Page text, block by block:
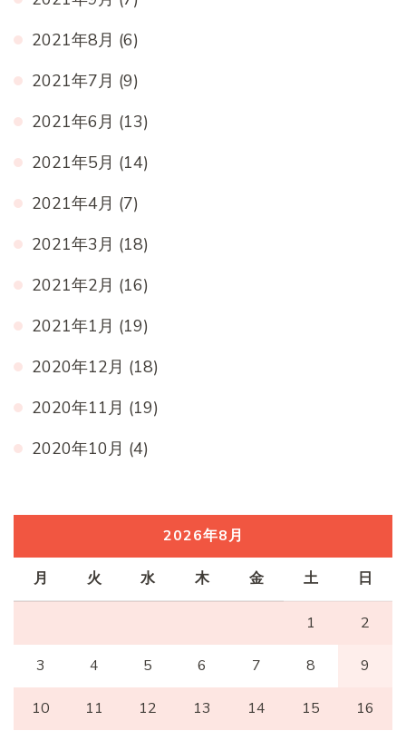
2021年8月 (6)
2021年7月 (9)
2021年6月 (13)
2021年5月 (14)
2021年4月 (7)
2021年3月 (18)
2021年2月 (16)
2021年1月 (19)
2020年12月 (18)
2020年11月 (19)
2020年10月 (4)
2026年8月
月 火 水 木 金 土 日
1 2
3 4 5 6 7 8 9
10 11 12 13 14 15 16